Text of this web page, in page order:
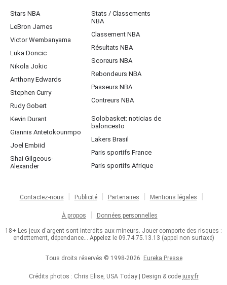
Stars NBA
LeBron James
Victor Wembanyama
Luka Doncic
Nikola Jokic
Anthony Edwards
Stephen Curry
Rudy Gobert
Kevin Durant
Giannis Antetokounmpo
Joel Embiid
Shai Gilgeous-
Alexander
Stats / Classements
NBA
Classement NBA
Résultats NBA
Scoreurs NBA
Rebondeurs NBA
Passeurs NBA
Contreurs NBA
Solobasket: noticias de
baloncesto
Lakers Brasil
Paris sportifs France
Paris sportifs Afrique
Contactez-nous Publicité Partenaires Mentions légales
À propos Données personnelles
18+ Les jeux d'argent sont interdits aux mineurs. Jouer comporte des risques :
endettement, dépendance... Appelez le 09.74.75.13.13 (appel non surtaxé)
Tous droits réservés © 1998-2026 Eureka Presse
Crédits photos : Chris Elise, USA Today | Design & code juxy.fr